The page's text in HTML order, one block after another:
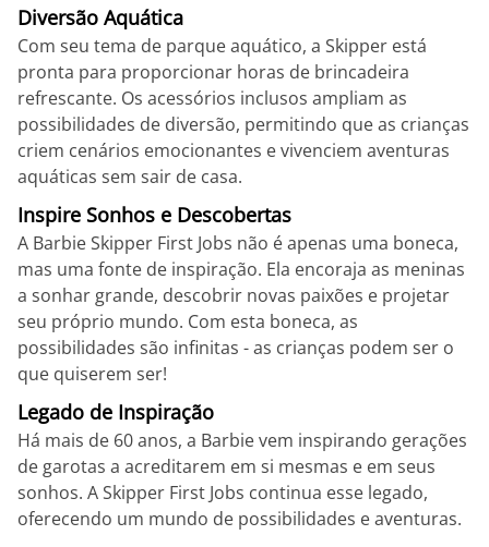
Diversão Aquática
Com seu tema de parque aquático, a Skipper está
pronta para proporcionar horas de brincadeira
refrescante. Os acessórios inclusos ampliam as
possibilidades de diversão, permitindo que as crianças
criem cenários emocionantes e vivenciem aventuras
aquáticas sem sair de casa.
Inspire Sonhos e Descobertas
A Barbie Skipper First Jobs não é apenas uma boneca,
mas uma fonte de inspiração. Ela encoraja as meninas
a sonhar grande, descobrir novas paixões e projetar
seu próprio mundo. Com esta boneca, as
possibilidades são infinitas - as crianças podem ser o
que quiserem ser!
Legado de Inspiração
Há mais de 60 anos, a Barbie vem inspirando gerações
de garotas a acreditarem em si mesmas e em seus
sonhos. A Skipper First Jobs continua esse legado,
oferecendo um mundo de possibilidades e aventuras.